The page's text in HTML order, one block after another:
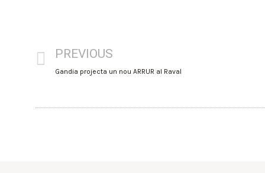
PREVIOUS
Gandia projecta un nou ARRUR al Raval